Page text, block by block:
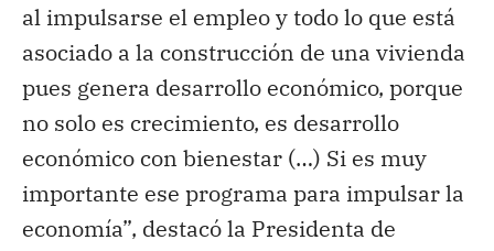
al impulsarse el empleo y todo lo que está
asociado a la construcción de una vivienda
pues genera desarrollo económico, porque
no solo es crecimiento, es desarrollo
económico con bienestar (…) Si es muy
importante ese programa para impulsar la
economía”, destacó la Presidenta de